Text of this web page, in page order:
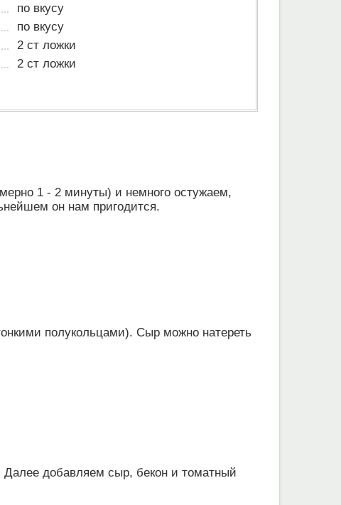
по вкусу
по вкусу
2 ст ложки
2 ст ложки
1 - 2 минуты) и немного остужаем,
он нам пригодится.
полукольцами). Сыр можно натереть
добавляем сыр, бекон и томатный